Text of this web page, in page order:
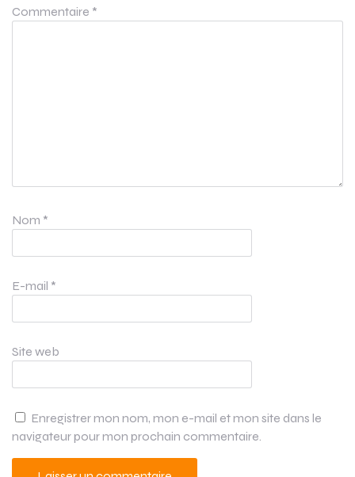
Commentaire *
Nom *
E-mail *
Site web
Enregistrer mon nom, mon e-mail et mon site dans le
navigateur pour mon prochain commentaire.